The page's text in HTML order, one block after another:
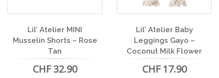
Lil’ Atelier MINI
Musselin Shorts – Rose
Tan
CHF 32.90
Lil’ Atelier Baby
Leggings Gayo –
Coconut Milk Flower
CHF 17.90